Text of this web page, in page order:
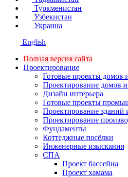
Туркменистан
Узбекистан
Украина
English
Полная версия сайта
Проектирование
Готовые проекты домов
Проектирование домов
Дизайн интерьера
Готовые проекты
Проектирование зданий
Проектирование
Фундаменты
Коттеджные посёлки
Инженерные изыскания
СПА
Проект бассейна
Проект хамама